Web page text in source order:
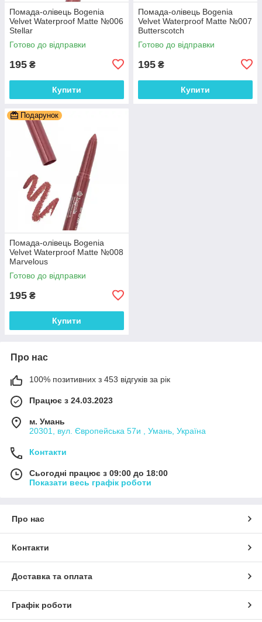
Помада-олівець Bogenia
Velvet Waterproof Matte №006
Stellar
Готово до відправки
195 ₴
Купити
Помада-олівець Bogenia
Velvet Waterproof Matte №007
Butterscotch
Готово до відправки
195 ₴
Купити
Подарунок
Помада-олівець Bogenia
Velvet Waterproof Matte №008
Marvelous
Готово до відправки
195 ₴
Купити
Про нас
100% позитивних з 453 відгуків за рік
Працює з 24.03.2023
м. Умань
20301, вул. Європейська 57и , Умань, Україна
Контакти
Сьогодні працює з 09:00 до 18:00
Показати весь графік роботи
Про нас
Контакти
Доставка та оплата
Графік роботи